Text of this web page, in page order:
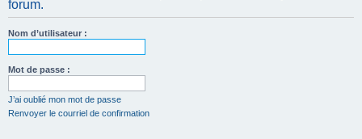
h
forum.
Nom d’utilisateur :
Mot de passe :
J’ai oublié mon mot de passe
Renvoyer le courriel de confirmation